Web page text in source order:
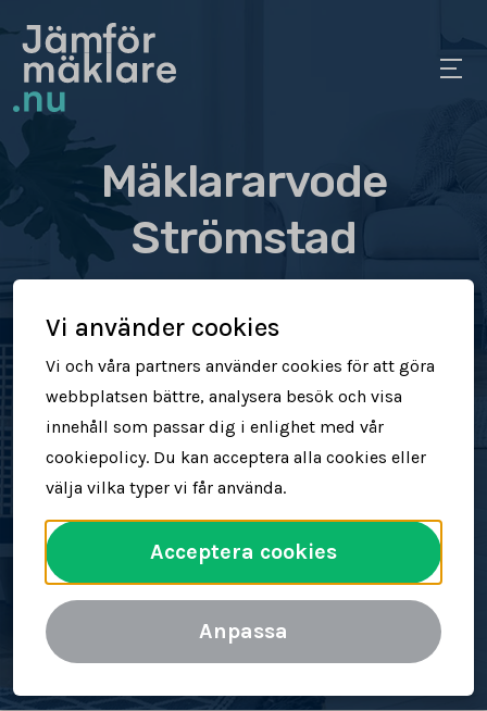
Mäklararvode
Strömstad
i arvode
Jämför mäklararvoden
Se vad mäklare tar för att sälja din
bostad
Spara tid och pengar
Jämför mäklararvoden
Vi använder cookies
Vi och våra partners använder cookies för att göra
webbplatsen bättre, analysera besök och visa
innehåll som passar dig i enlighet med vår
cookiepolicy. Du kan acceptera alla cookies eller
välja vilka typer vi får använda.
Acceptera cookies
Anpassa